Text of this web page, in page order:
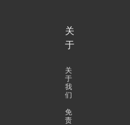
关
于
关
于
我
们
免
责